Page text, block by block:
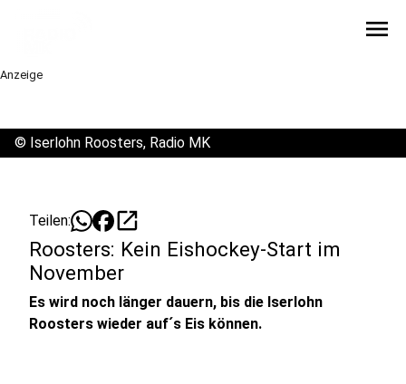
menu
Anzeige
© Iserlohn Roosters, Radio MK
Teilen: open_in_new
Roosters: Kein Eishockey-Start im
November
Es wird noch länger dauern, bis die Iserlohn
Roosters wieder auf´s Eis können.